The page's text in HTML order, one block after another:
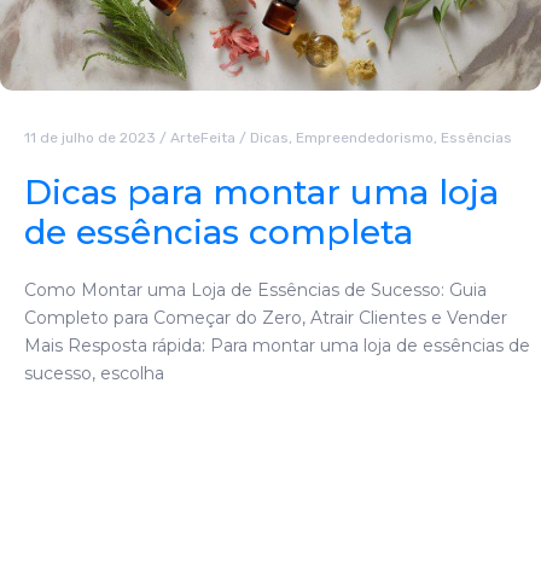
11 de julho de 2023 / ArteFeita / Dicas Empreendedorismo Essências
Dicas para montar uma loja
de essências completa
Como Montar uma Loja de Essências de Sucesso: Guia
Completo para Começar do Zero, Atrair Clientes e Vender
Mais Resposta rápida: Para montar uma loja de essências de
sucesso, escolha